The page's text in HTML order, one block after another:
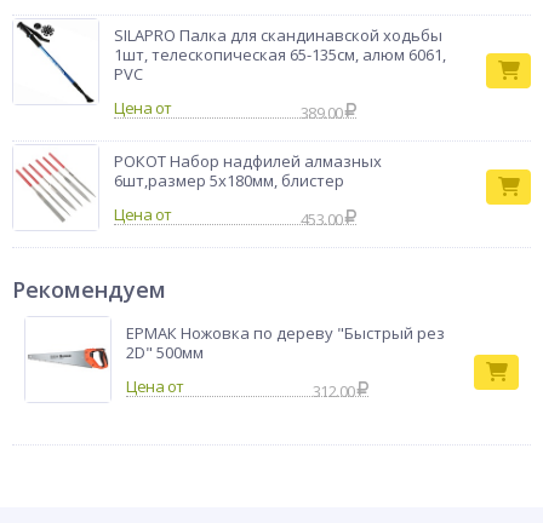
SILAPRO Палка для скандинавской ходьбы
1шт, телескопическая 65-135см, алюм 6061,
PVC
Цена от
389.00
РОКОТ Набор надфилей алмазных
6шт,размер 5x180мм, блистер
Цена от
453.00
Рекомендуем
ЕРМАК Ножовка по дереву "Быстрый рез
2D" 500мм
312.00